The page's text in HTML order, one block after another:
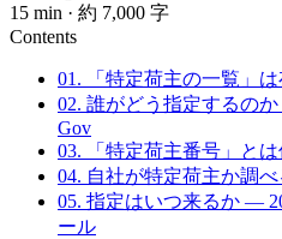
15 min · 約 7,000 字
Contents
01. 「特定荷主の一覧」
02. 誰がどう指定するの
Gov
03. 「特定荷主番号」と
04. 自社が特定荷主か調
05. 指定はいつ来るか —
ール